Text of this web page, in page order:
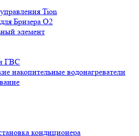
Tion
Бризера O2
элемент
ГВС
накопительные водонагреватели
кондиционера